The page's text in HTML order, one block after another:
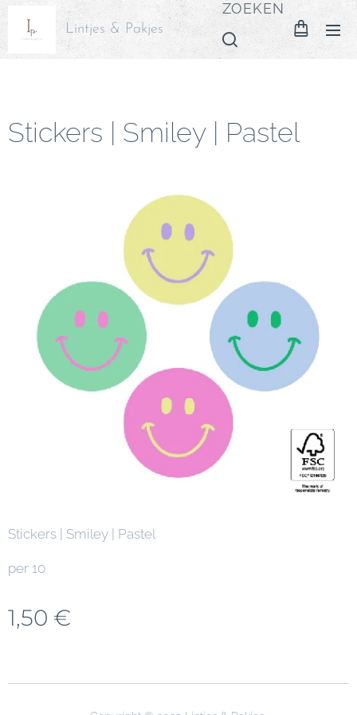
Lintjes & Pakjes
ZOEKEN
Stickers | Smiley | Pastel
Stickers | Smiley | Pastel
per 10
1,50 €